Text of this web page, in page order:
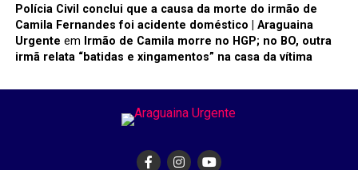
Polícia Civil conclui que a causa da morte do irmão de
Camila Fernandes foi acidente doméstico | Araguaina
Urgente em Irmão de Camila morre no HGP; no BO, outra
irmã relata “batidas e xingamentos” na casa da vítima